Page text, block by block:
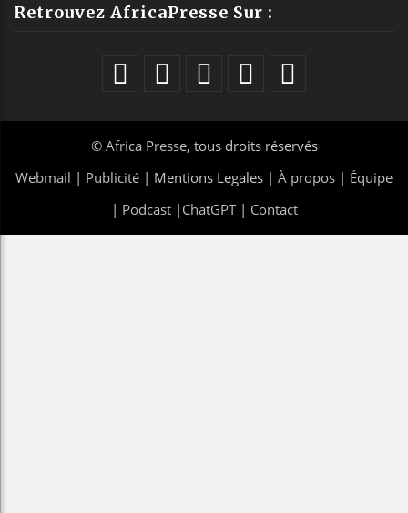
Retrouvez AfricaPresse Sur :
© Africa Presse, tous droits réservés
Webmail | Publicité | Mentions Legales | À propos | Équipe
| Podcast| ChatGPT| Contact